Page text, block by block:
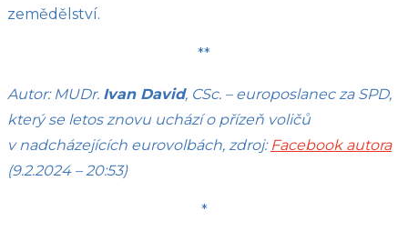
zemědělství.
**
Autor: MUDr. Ivan David, CSc. – europoslanec za SPD,
který se letos znovu uchází o přízeň voličů
v nadcházejících eurovolbách, zdroj: Facebook autora
(9.2.2024 – 20:53)
*